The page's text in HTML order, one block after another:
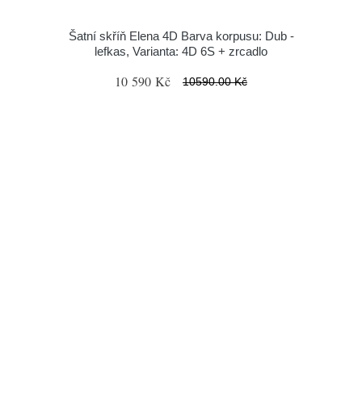
Šatní skříň Elena 4D Barva korpusu: Dub -
lefkas, Varianta: 4D 6S + zrcadlo
10 590 Kč 10590.00 Kč